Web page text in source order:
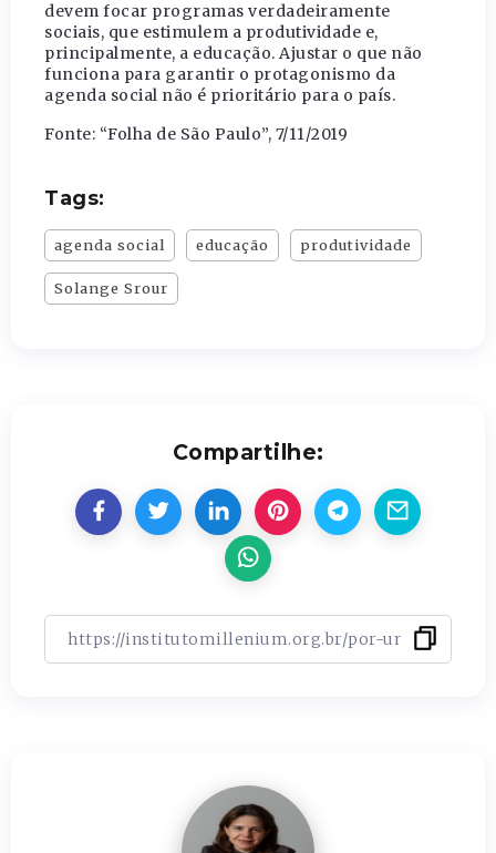
devem focar programas verdadeiramente
sociais, que estimulem a produtividade e,
principalmente, a educação. Ajustar o que não
funciona para garantir o protagonismo da
agenda social não é prioritário para o país.
Fonte: “Folha de São Paulo”, 7/11/2019
Tags:
agenda social educação produtividade
Solange Srour
Compartilhe: